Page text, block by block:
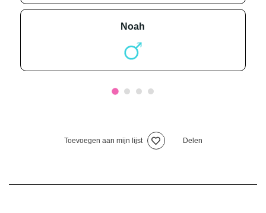
noah
Toevoegen aan mijn lijst Delen